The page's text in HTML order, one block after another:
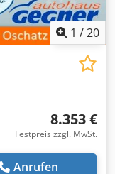
1 /20
8.353 €
Festpreis zzgl. MwSt.
Anrufen